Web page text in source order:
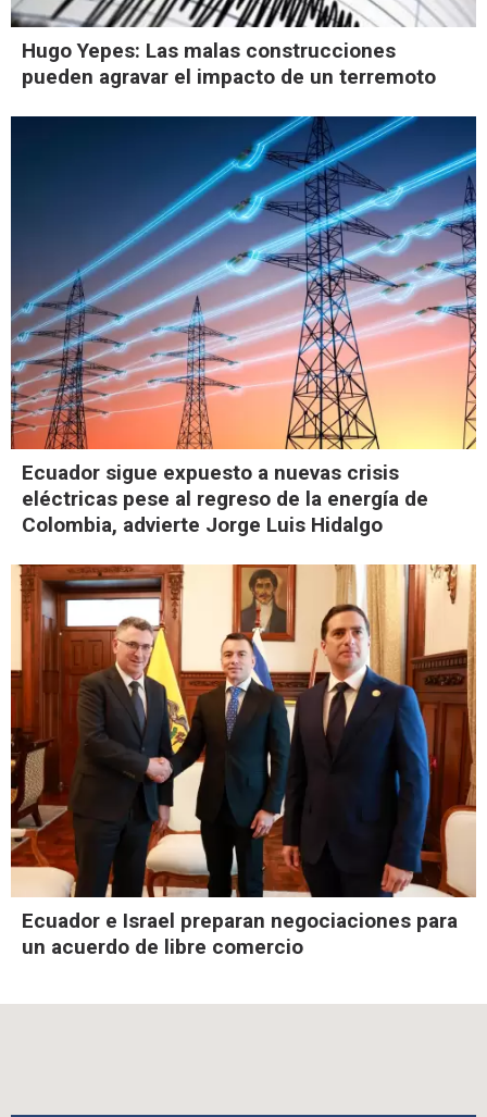
Hugo Yepes: Las malas construcciones
pueden agravar el impacto de un terremoto
Ecuador sigue expuesto a nuevas crisis
eléctricas pese al regreso de la energía de
Colombia, advierte Jorge Luis Hidalgo
Ecuador e Israel preparan negociaciones para
un acuerdo de libre comercio